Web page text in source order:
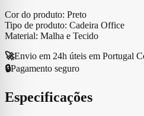
Cor do produto: Preto
Tipo de produto: Cadeira Office
Material: Malha e Tecido
🚀Envio em 24h úteis em Portugal
🔒Pagamento seguro
Especificações